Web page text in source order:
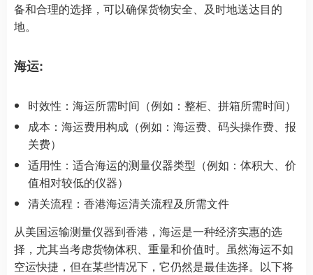
备和合理的选择，可以确保货物安全、及时地送达目的
地。
海运:
时效性：海运所需时间（例如：整柜、拼箱所需时间）
成本：海运费用构成（例如：海运费、码头操作费、报
关费）
适用性：适合海运的测量仪器类型（例如：体积大、价
值相对较低的仪器）
清关流程：香港海运清关流程及所需文件
从美国运输测量仪器到香港，海运是一种经济实惠的选
择，尤其当考虑货物体积、重量和价值时。虽然海运不如
空运快捷，但在某些情况下，它仍然是最佳选择。以下将